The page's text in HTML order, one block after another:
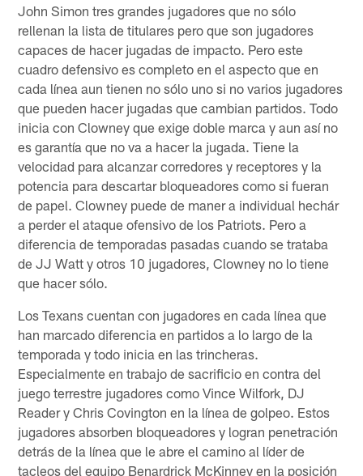
John Simon tres grandes jugadores que no sólo
rellenan la lista de titulares pero que son jugadores
capaces de hacer jugadas de impacto. Pero este
cuadro defensivo es completo en el aspecto que en
cada línea aun tienen no sólo uno si no varios jugadores
que pueden hacer jugadas que cambian partidos. Todo
inicia con Clowney que exige doble marca y aun así no
es garantía que no va a hacer la jugada. Tiene la
velocidad para alcanzar corredores y receptores y la
potencia para descartar bloqueadores como si fueran
de papel. Clowney puede de maner a individual hechár
a perder el ataque ofensivo de los Patriots. Pero a
diferencia de temporadas pasadas cuando se trataba
de JJ Watt y otros 10 jugadores, Clowney no lo tiene
que hacer sólo.
Los Texans cuentan con jugadores en cada línea que
han marcado diferencia en partidos a lo largo de la
temporada y todo inicia en las trincheras.
Especialmente en trabajo de sacrificio en contra del
juego terrestre jugadores como Vince Wilfork, DJ
Reader y Chris Covington en la línea de golpeo. Estos
jugadores absorben bloqueadores y logran penetración
detrás de la línea que le abre el camino al líder de
tacleos del equipo Benardrick McKinney en la posición